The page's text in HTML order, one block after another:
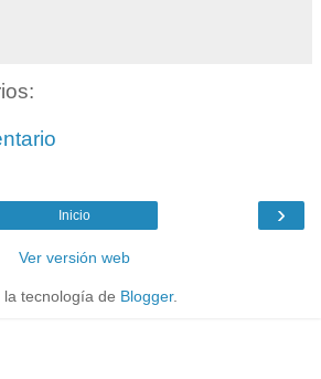
›
Inicio
Ver versión web
la tecnología de Blogger.